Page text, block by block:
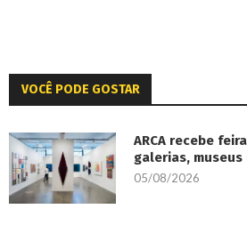
VOCÊ PODE GOSTAR
ARCA recebe
galerias,
05/08/2026